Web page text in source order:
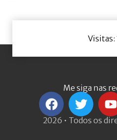
Visitas:
Me siga nas
2026 • Todos os